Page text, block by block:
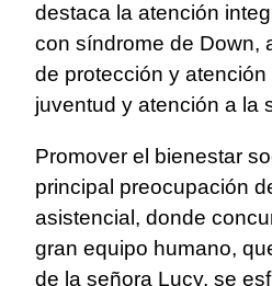
destaca la atención
con síndrome de Down,
de protección y
juventud y atención a la
Promover el bienestar
principal preocupación
asistencial, donde
gran equipo humano,
de la señora Lucy, se